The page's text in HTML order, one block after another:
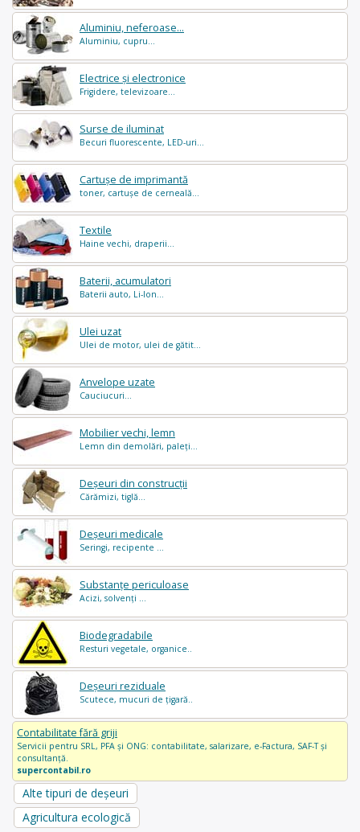
Aluminiu, neferoase...
Aluminiu, cupru...
Electrice și electronice
Frigidere, televizoare...
Surse de iluminat
Becuri fluorescente, LED-uri...
Cartușe de imprimantă
toner, cartușe de cerneală...
Textile
Haine vechi, draperii...
Baterii, acumulatori
Baterii auto, Li-Ion...
Ulei uzat
Ulei de motor, ulei de gătit...
Anvelope uzate
Cauciucuri...
Mobilier vechi, lemn
Lemn din demolări, paleți...
Deșeuri din construcții
Cărămizi, tiglă...
Deșeuri medicale
Seringi, recipente ...
Substanțe periculoase
Acizi, solvenți ...
Biodegradabile
Resturi vegetale, organice..
Deșeuri reziduale
Scutece, mucuri de țigară..
Contabilitate fără griji
Servicii pentru SRL, PFA și ONG: contabilitate, salarizare, e-Factura, SAF-T și
consultanță.
supercontabil.ro
Alte tipuri de deșeuri
Agricultura ecologică